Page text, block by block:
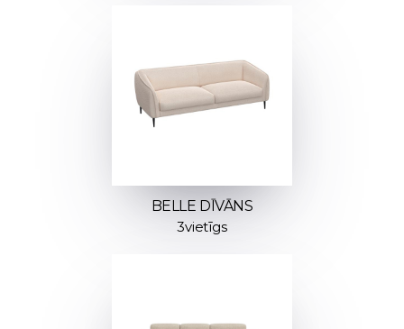
BELLE DĪVĀNS
3vietīgs